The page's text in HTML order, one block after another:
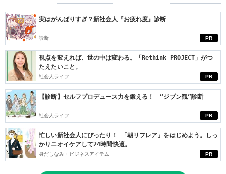
PR
実はがんばりすぎ？新社会人『お疲れ度』診断
診断
PR
視点を変えれば、世の中は変わる。「Rethink PROJECT」がつ
たえたいこと。
社会人ライフ
PR
【診断】セルフプロデュース力を鍛える！ “ジブン観”診断
社会人ライフ
PR
忙しい新社会人にぴったり！ 「朝リフレア」をはじめよう。しっ
かりニオイケアして24時間快適。
身だしなみ・ビジネスアイテム